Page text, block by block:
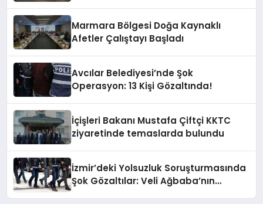
Marmara Bölgesi Doğa Kaynaklı
Afetler Çalıştayı Başladı
Avcılar Belediyesi’nde Şok
Operasyon: 13 Kişi Gözaltında!
İçişleri Bakanı Mustafa Çiftçi KKTC
ziyaretinde temaslarda bulundu
İzmir’deki Yolsuzluk Soruşturmasında
Şok Gözaltılar: Veli Ağbaba’nın